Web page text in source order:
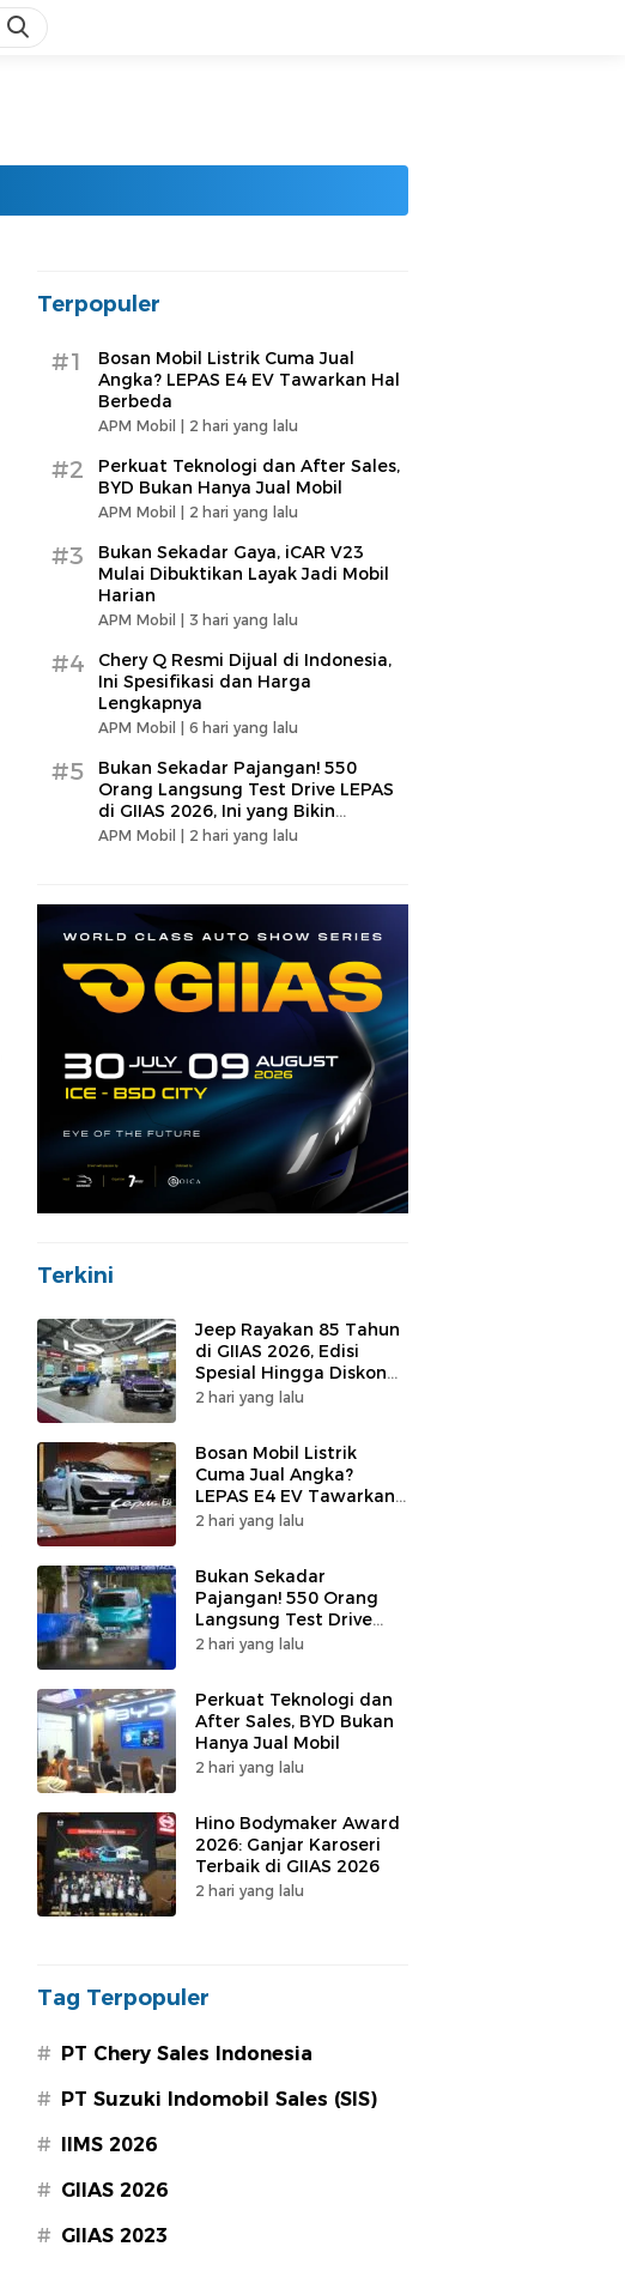
Terpopuler
#1
Bosan Mobil Listrik Cuma Jual
Angka? LEPAS E4 EV Tawarkan Hal
Berbeda
APM Mobil | 2 hari yang lalu
#2
Perkuat Teknologi dan After Sales,
BYD Bukan Hanya Jual Mobil
APM Mobil | 2 hari yang lalu
#3
Bukan Sekadar Gaya, iCAR V23
Mulai Dibuktikan Layak Jadi Mobil
Harian
APM Mobil | 3 hari yang lalu
#4
Chery Q Resmi Dijual di Indonesia,
Ini Spesifikasi dan Harga
Lengkapnya
APM Mobil | 6 hari yang lalu
#5
Bukan Sekadar Pajangan! 550
Orang Langsung Test Drive LEPAS
di GIIAS 2026, Ini yang Bikin
Penasaran
APM Mobil | 2 hari yang lalu
Terkini
Jeep Rayakan 85 Tahun
di GIIAS 2026, Edisi
Spesial Hingga Diskon
Puluhan Juta
2 hari yang lalu
Bosan Mobil Listrik
Cuma Jual Angka?
LEPAS E4 EV Tawarkan
Hal Berbeda
2 hari yang lalu
Bukan Sekadar
Pajangan! 550 Orang
Langsung Test Drive
LEPAS di GIIAS 2026, Ini
2 hari yang lalu
Perkuat Teknologi dan
After Sales, BYD Bukan
Hanya Jual Mobil
2 hari yang lalu
Hino Bodymaker Award
2026: Ganjar Karoseri
Terbaik di GIIAS 2026
2 hari yang lalu
Tag Terpopuler
#
PT Chery Sales Indonesia
#
PT Suzuki Indomobil Sales (SIS)
#
IIMS 2026
# GIIAS 2026
# GIIAS 2023